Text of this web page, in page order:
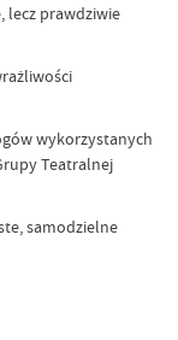
lecz prawdziwie
wykorzystanych
Teatralnej
samodzielne